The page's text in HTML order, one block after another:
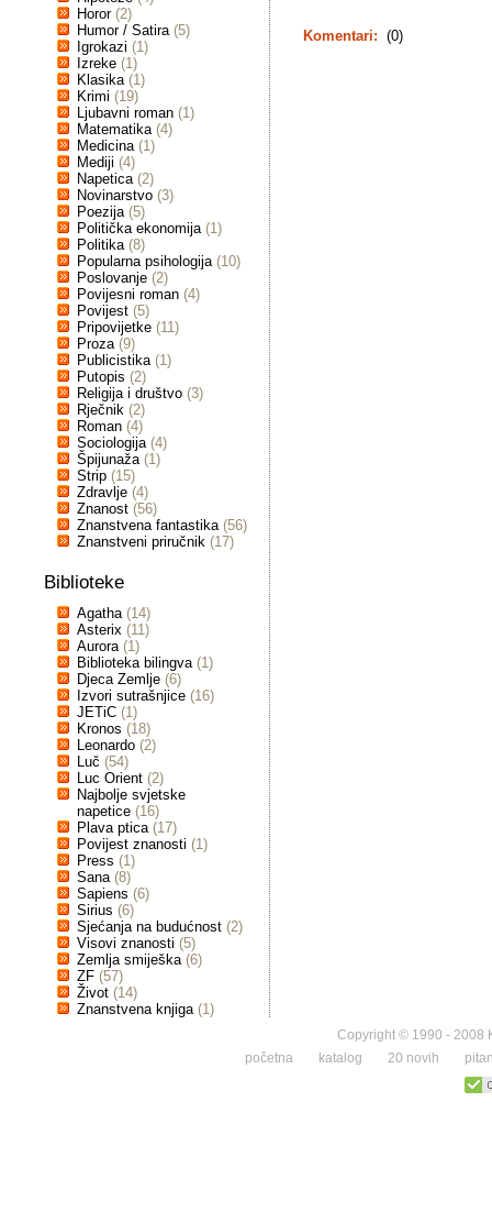
Horor (2)
Humor / Satira (5)
Igrokazi (1)
Izreke (1)
Klasika (1)
Krimi (19)
Ljubavni roman (1)
Matematika (4)
Medicina (1)
Mediji (4)
Napetica (2)
Novinarstvo (3)
Poezija (5)
Politička ekonomija (1)
Politika (8)
Popularna psihologija (10)
Poslovanje (2)
Povijesni roman (4)
Povijest (5)
Pripovijetke (11)
Proza (9)
Publicistika (1)
Putopis (2)
Religija i društvo (3)
Rječnik (2)
Roman (4)
Sociologija (4)
Špijunaža (1)
Strip (15)
Zdravlje (4)
Znanost (56)
Znanstvena fantastika (56)
Znanstveni priručnik (17)
Biblioteke
Agatha (14)
Asterix (11)
Aurora (1)
Biblioteka bilingva (1)
Djeca Zemlje (6)
Izvori sutrašnjice (16)
JETiC (1)
Kronos (18)
Leonardo (2)
Luč (54)
Luc Orient (2)
Najbolje svjetske
napetice (16)
Plava ptica (17)
Povijest znanosti (1)
Press (1)
Sana (8)
Sapiens (6)
Sirius (6)
Sjećanja na budućnost (2)
Visovi znanosti (5)
Zemlja smiješka (6)
ZF (57)
Život (14)
Znanstvena knjiga (1)
Komentari: (0)
Copyright © 1990 - 2008
početna
katalog 20 novih